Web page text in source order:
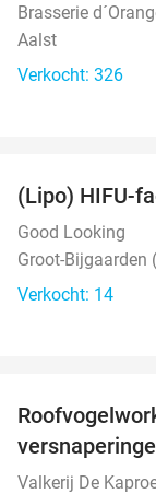
Brasserie
Aalst
Verkocht: 326
(Lipo) HIFU-
Good Looking
Groot-Bijgaarden
Verkocht: 14
Valkerij De